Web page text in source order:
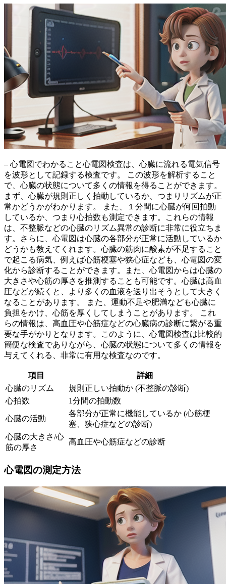
– 心電図でわかること心電図検査は、心臓に流れる電気信号
を波形として記録する検査です。 この波形を解析すること
で、心臓の状態について多くの情報を得ることができます。
まず、 心臓が規則正しく拍動しているか、つまりリズムが正
常かどうかがわかります。 また、
１分間に心臓が何回拍動
しているか、つまり心拍数も測定できます。これらの情報
は、不整脈などの心臓のリズム異常の診断に非常に役立ちま
す。さらに、 心電図は心臓の各部分が正常に活動しているか
どうかも教えてくれます。心臓の筋肉に酸素が不足すること
で起こる病気、例えば心筋梗塞や狭心症なども、心電図の変
化から診断することができます。また、 心電図からは心臓の
大きさや心筋の厚さを推測することも可能です。心臓は高血
圧などが続くと、より多くの血液を送り出そうとして大きく
なることがあります。 また、運動不足や肥満なども心臓に
負担をかけ、心筋を厚くしてしまうことがあります。 これ
らの情報は、高血圧や心筋症などの心臓病の診断に繋がる重
要な手がかりとなります。このように、心電図検査は比較的
簡便な検査でありながら、心臓の状態について多くの情報を
与えてくれる、非常に有用な検査なのです。
項目
詳細
心臓のリズム
規則正しい拍動か (不整脈の診断)
心拍数
1分間の拍動数
心臓の活動
各部分が正常に機能しているか (心筋梗
塞、狭心症などの診断)
心臓の大きさ/心
筋の厚さ
高血圧や心筋症などの診断
心電図の測定方法